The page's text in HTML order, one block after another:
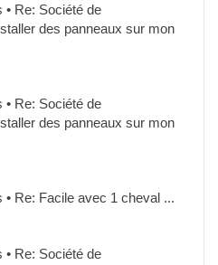
• Re: Société de
des panneaux sur mon
• Re: Société de
des panneaux sur mon
Re: Facile avec 1 cheval ...
• Re: Société de